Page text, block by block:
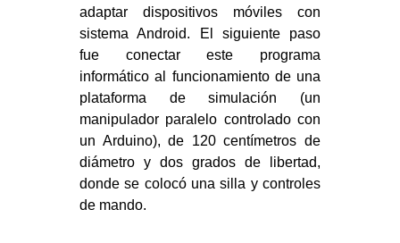
adaptar dispositivos móviles con
sistema Android. El siguiente paso
fue conectar este programa
informático al funcionamiento de una
plataforma de simulación (un
manipulador paralelo controlado con
un Arduino), de 120 centímetros de
diámetro y dos grados de libertad,
donde se colocó una silla y controles
de mando.